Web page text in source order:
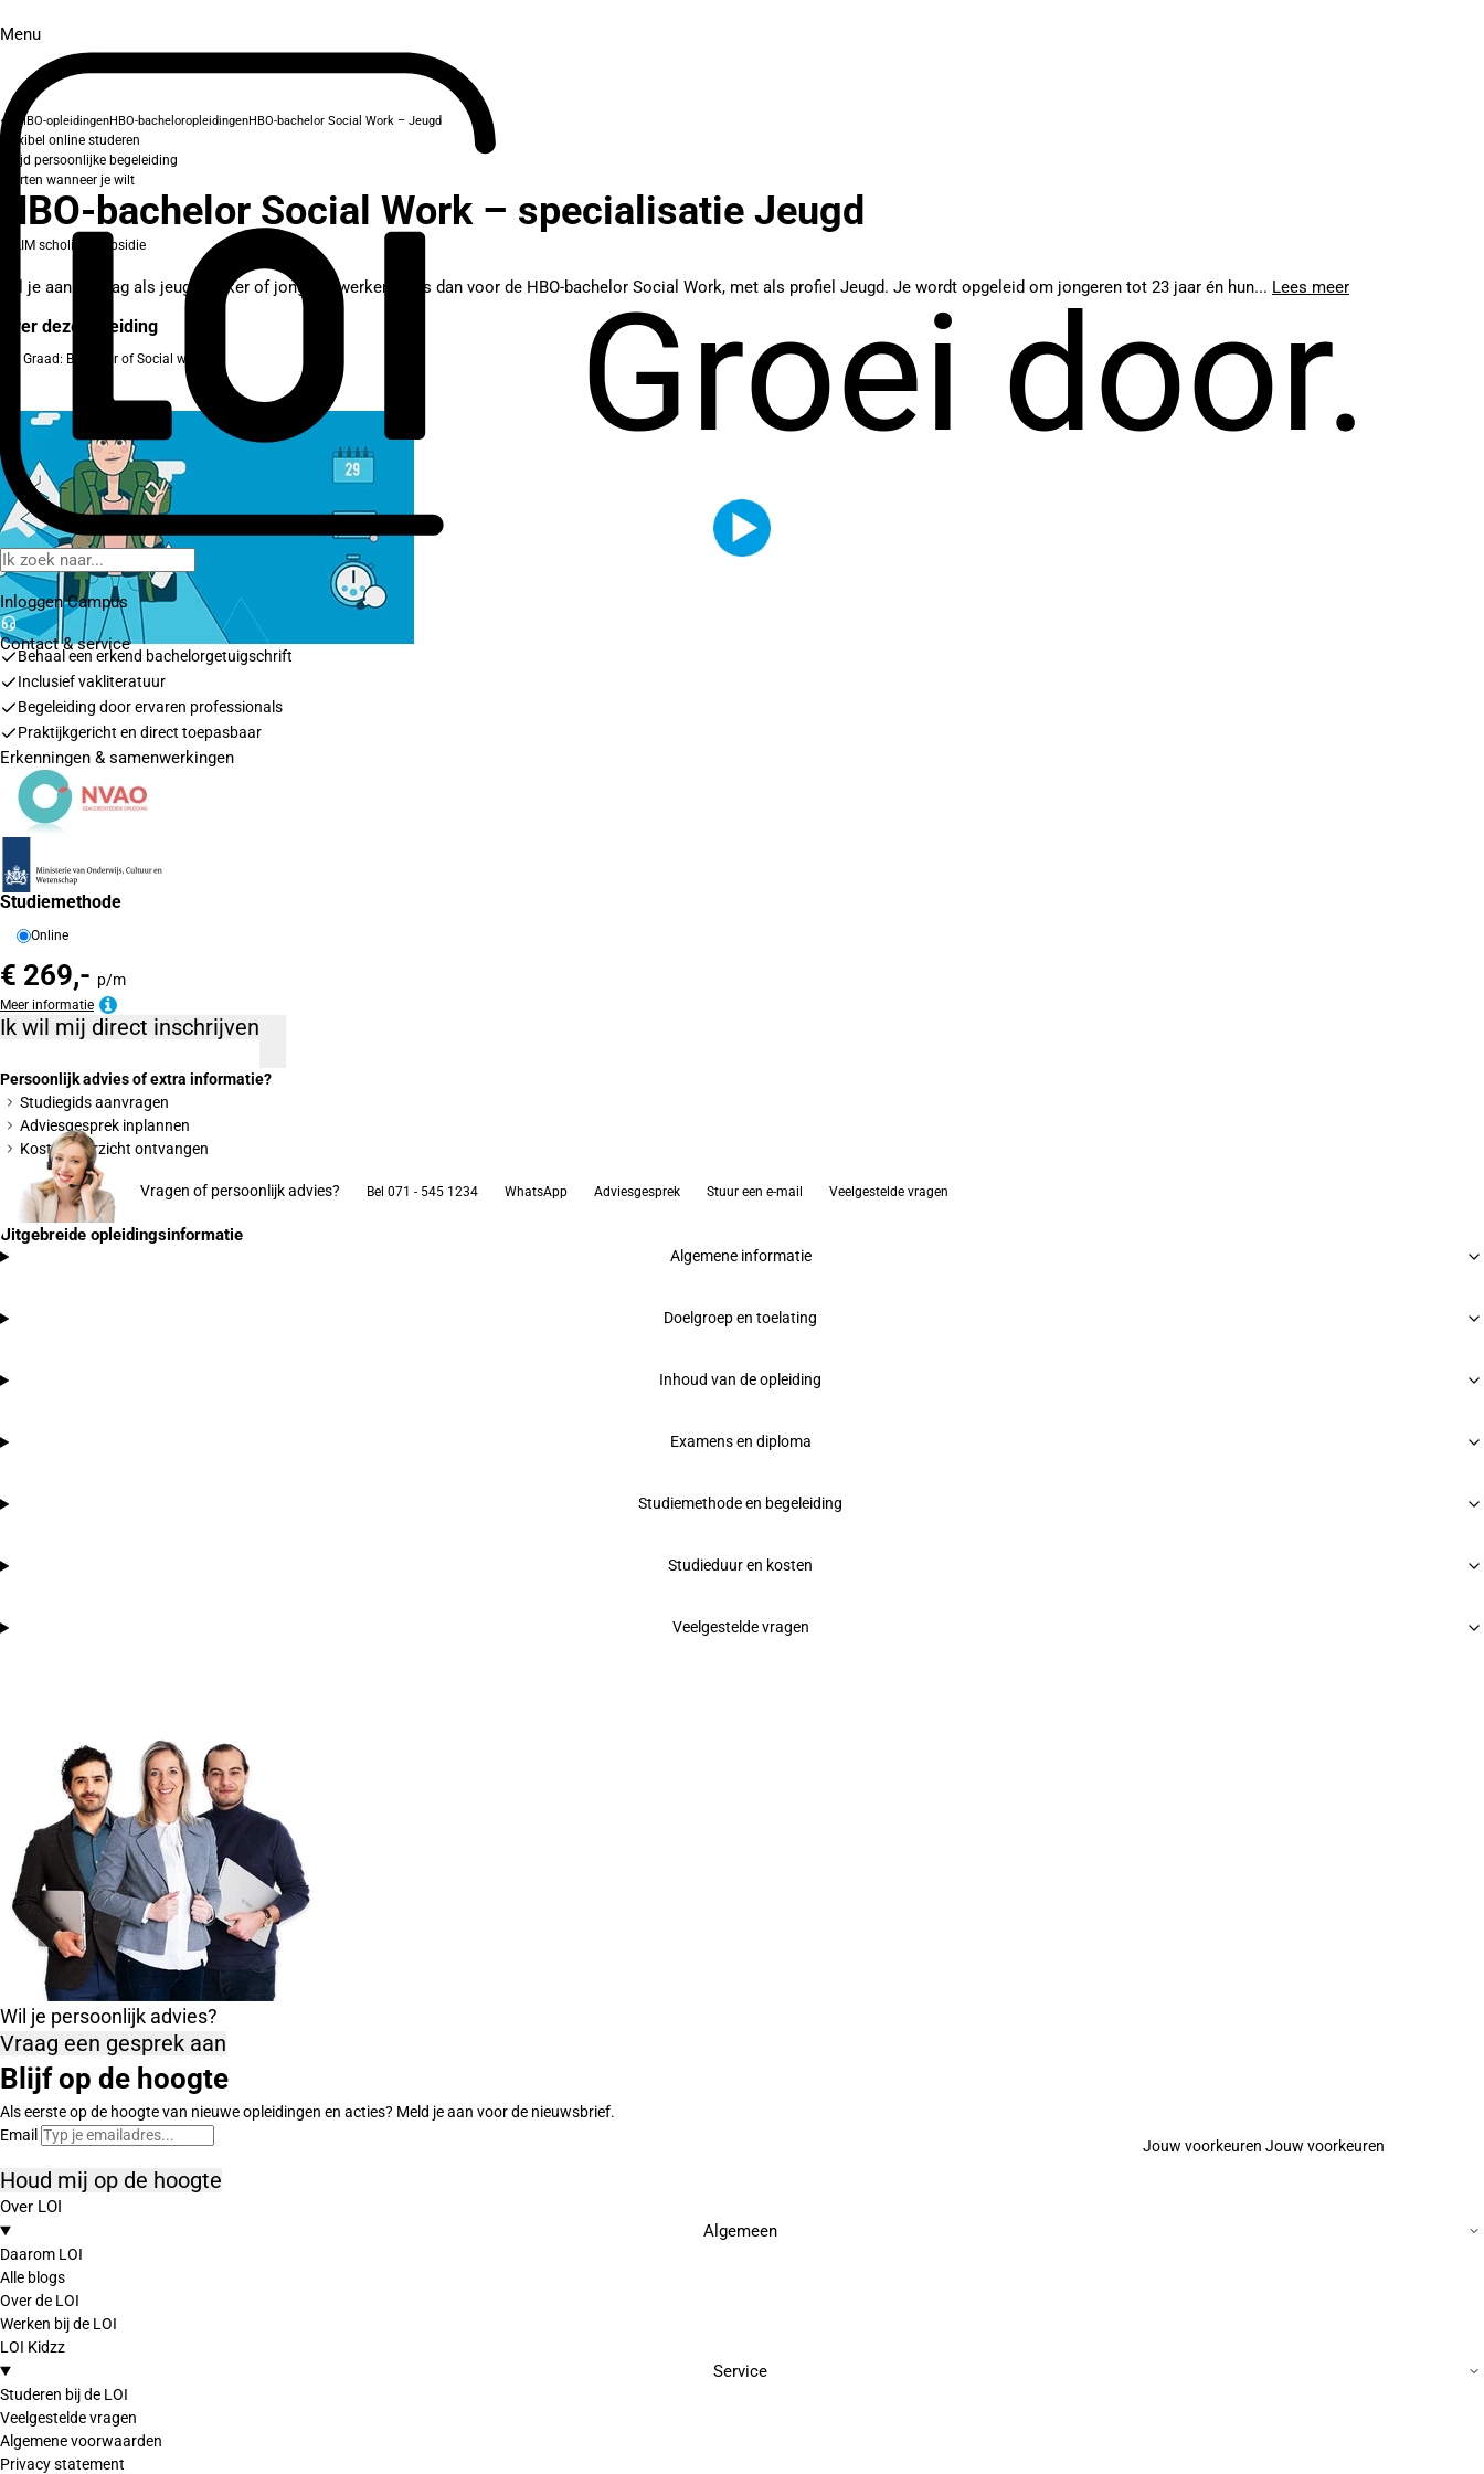
Menu
Groei door.
Inloggen Campus
Contact& service
HBO-opleidingenHBO-bacheloropleidingenHBO-bachelor Social Work – Jeugd
Flexibel online studeren
Altijd persoonlijke begeleiding
Starten wanneer je wilt
HBO-bachelor Social Work – specialisatie Jeugd
SLIM scholingssubsidie
Wil je aan de slag als jeugdwerker of jongerenwerker? Kies dan voor de HBO-bachelor Social Work, met als profiel Jeugd. Je wordt opgeleid om jongeren tot 23 jaar én hun... Lees meer
Over deze opleiding
Graad: Bachelor of Social work
Behaal een erkend bachelorgetuigschrift
Inclusief vakliteratuur
Begeleiding door ervaren professionals
Praktijkgericht en direct toepasbaar
Erkenningen & samenwerkingen
Studiemethode
Online
€ 269,- p/m
Meer informatie
Ik wil mij direct inschrijven
Persoonlijk advies of extra informatie?
Studiegids aanvragen
Adviesgesprek inplannen
Kostenoverzicht ontvangen
Vragen of persoonlijk advies? Bel 071 - 545 1234 WhatsApp Adviesgesprek Stuur een e-mail Veelgestelde vragen
Uitgebreide opleidingsinformatie
Algemene informatie
Doelgroep en toelating
Inhoud van de opleiding
Examens en diploma
Studiemethode en begeleiding
Studieduur en kosten
Veelgestelde vragen
Wil je persoonlijk advies?
Vraag een gesprek aan
Blijf op de hoogte
Als eerste op de hoogte van nieuwe opleidingen en acties? Meld je aan voor de nieuwsbrief.
Email
Jouw voorkeuren
Houd mij op de hoogte
Over LOI
Algemeen
Daarom LOI
Alle blogs
Over de LOI
Werken bij de LOI
LOI Kidzz
Service
Studeren bij de LOI
Veelgestelde vragen
Algemene voorwaarden
Privacy statement